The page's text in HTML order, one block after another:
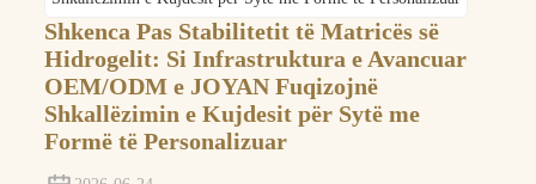
Shkenca Pas Stabilitetit të Matricës së
Hidrogelit: Si Infrastruktura e Avancuar
OEM/ODM e JOYAN Fuqizojnë
Shkallëzimin e Kujdesit për Sytë me
Formë të Personalizuar